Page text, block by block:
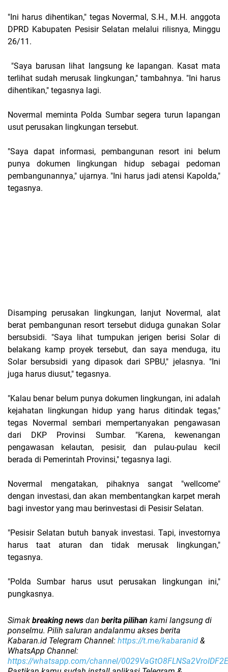
"Ini harus dihentikan," tegas Novermal, S.H., M.H. anggota
DPRD Kabupaten Pesisir Selatan melalui rilisnya, Minggu
26/11.
"Saya barusan lihat langsung ke lapangan. Kasat mata
terlihat sudah merusak lingkungan," tambahnya. "Ini harus
dihentikan," tegasnya lagi.
Novermal meminta Polda Sumbar segera turun lapangan
usut perusakan lingkungan tersebut.
"Saya dapat informasi, pembangunan resort ini belum
punya dokumen lingkungan hidup sebagai pedoman
pembangunannya," ujarnya. "Ini harus jadi atensi Kapolda,"
tegasnya.
Disamping perusakan lingkungan, lanjut Novermal, alat
berat pembangunan resort tersebut diduga gunakan Solar
bersubsidi. "Saya lihat tumpukan jerigen berisi Solar di
belakang kamp proyek tersebut, dan saya menduga, itu
Solar bersubsidi yang dipasok dari SPBU," jelasnya. "Ini
juga harus diusut," tegasnya.
"Kalau benar belum punya dokumen lingkungan, ini adalah
kejahatan lingkungan hidup yang harus ditindak tegas,"
tegas Novermal sembari mempertanyakan pengawasan
dari DKP Provinsi Sumbar. "Karena, kewenangan
pengawasan kelautan, pesisir, dan pulau-pulau kecil
berada di Pemerintah Provinsi," tegasnya lagi.
Novermal mengatakan, pihaknya sangat "wellcome"
dengan investasi, dan akan membentangkan karpet merah
bagi investor yang mau berinvestasi di Pesisir Selatan.
"Pesisir Selatan butuh banyak investasi. Tapi, investornya
harus taat aturan dan tidak merusak lingkungan,"
tegasnya.
"Polda Sumbar harus usut perusakan lingkungan ini,"
pungkasnya.
Simak breaking news dan berita pilihan kami langsung di
ponselmu. Pilih saluran andalanmu akses berita
Kabaran.id Telegram Channel: https://t.me/kabaranid &
WhatsApp Channel:
https://whatsapp.com/channel/0029VaGtO8FLNSa2VroIDF2E